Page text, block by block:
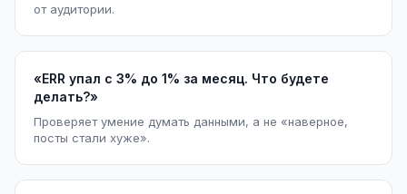
от аудитории.
«ERR упал с 3% до 1% за месяц. Что будете
делать?»
Проверяет умение думать данными, а не «наверное,
посты стали хуже».